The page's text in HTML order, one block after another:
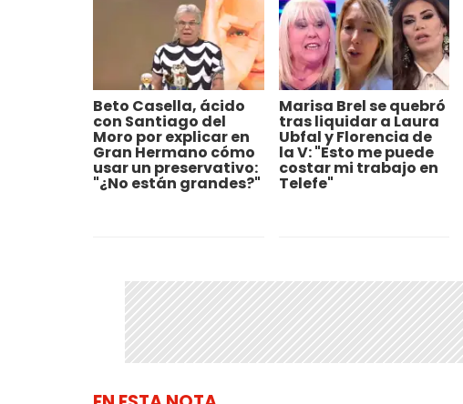
Beto Casella, ácido
con Santiago del
Moro por explicar en
Gran Hermano cómo
usar un preservativo:
"¿No están grandes?"
Marisa Brel se quebró
tras liquidar a Laura
Ubfal y Florencia de
la V: "Esto me puede
costar mi trabajo en
Telefe"